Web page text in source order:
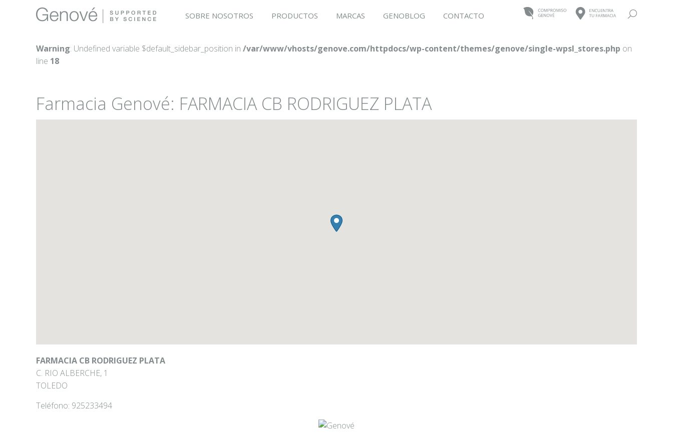
SOBRE NOSOTROS PRODUCTOS MARCAS GENOBLOG CONTACTO Buscar:
Warning: Undefined variable $default_sidebar_position in /var/www/vhosts/genove.com/httpdocs/wp-content/themes/genove/single-wpsl_stores.php on
line 18
Farmacia Genové: FARMACIA CB RODRIGUEZ PLATA
FARMACIA CB RODRIGUEZ PLATA
C. RIO ALBERCHE, 1
TOLEDO
Teléfono: 925233494